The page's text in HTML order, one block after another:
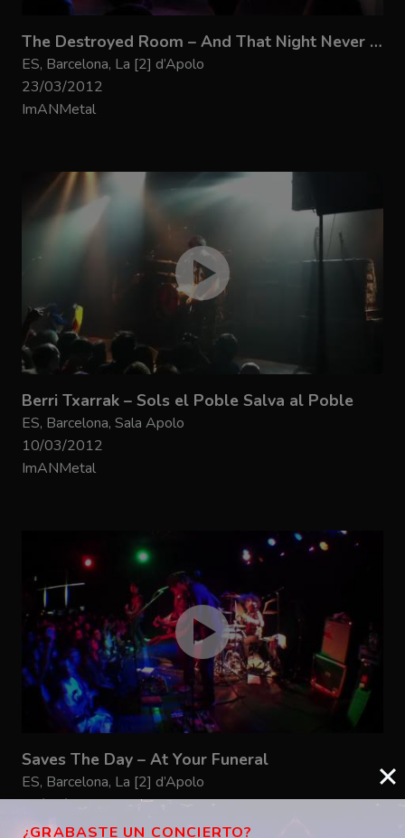
The Destroyed Room – And That Night Never Happened
ES, Barcelona, La [2] d’Apolo
23/03/2012
ImANMetal
Berri Txarrak – Sols el Poble Salva al Poble
ES, Barcelona, Sala Apolo
10/03/2012
ImANMetal
Saves The Day – At Your Funeral
ES, Barcelona, La [2] d’Apolo
16/12/2011
ImANMetal
¿GRABASTE UN CONCIERTO?